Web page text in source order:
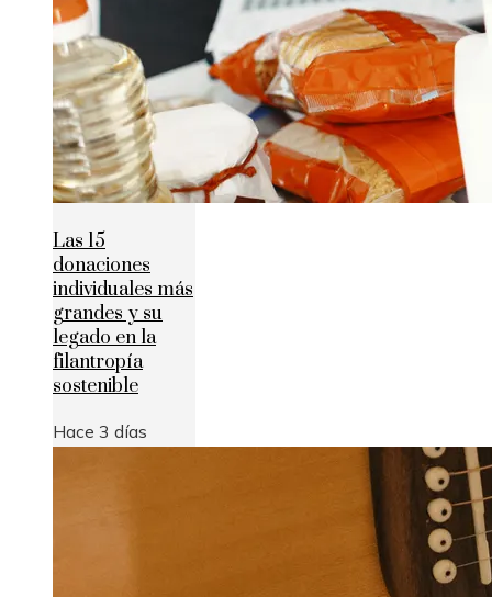
Las 15
donaciones
individuales más
grandes y su
legado en la
filantropía
sostenible
Hace 3 días